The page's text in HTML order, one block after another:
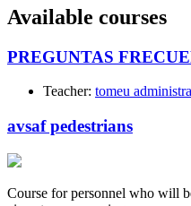
Available courses
PREGUNTAS
Teacher: tomeu
avsaf pedestrians
Course for personnel who will